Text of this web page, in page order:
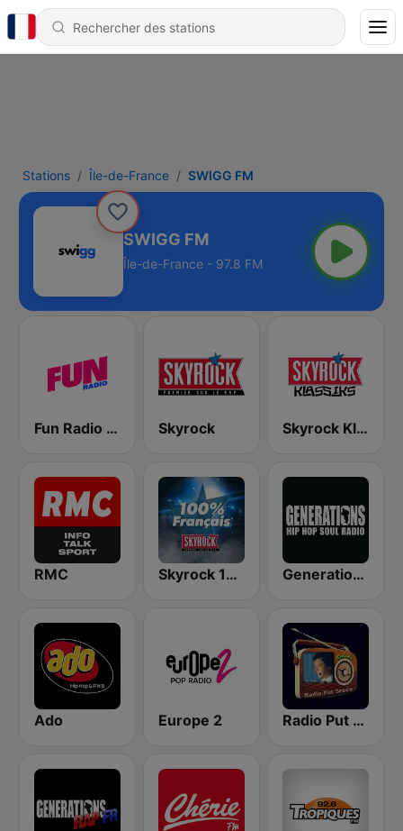
Stations Île-de-France SWIGG FM
SWIGG FM
Île-de-France - 97.8 FM
Fun Radio FRANCE Skyrock Skyrock Klassiks
RMC Skyrock 100% Français Generations FM
Ado Europe 2 Radio Put Sreće